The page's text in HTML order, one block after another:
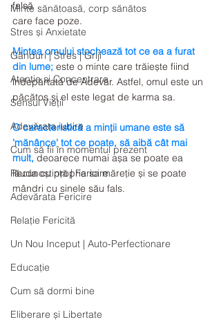
Minte sănătoasă, corp sănătos
Stres și Anxietate
Gânduri | Stres | Griji
Atentie si Concentrare
Sensul Vieții
Adevărata iubire
Cum să fii în momentul prezent
Recunoștință | Fericire
Adevărata Fericire
Relație Fericită
Un Nou Inceput | Auto-Perfectionare
Educație
Cum să dormi bine
Eliberare și Libertate
falsă
care face poze.
Mintea omului stochează tot ce ea a furat
din lume; este o minte care trăiește fiind
îndepărtată de Adevăr. Astfel, omul este un
păcătos și el este legat de karma sa.
O caracteristică a minții umane este să
'mănânce' tot ce poate, să aibă cât mai
mult, deoarece numai așa se poate ea
lăuda cu propria sa măreție și se poate
mândri cu sinele său fals.